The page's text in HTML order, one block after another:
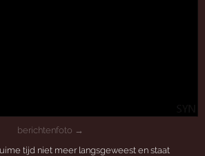
berichtenfoto →
tijd niet meer langsgeweest en staat